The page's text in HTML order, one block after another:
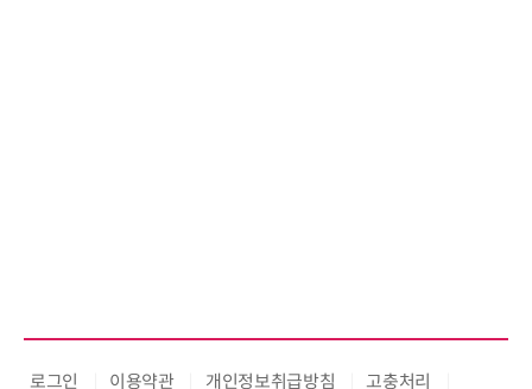
로그인 이용약관 개인정보취급방침 고충처리